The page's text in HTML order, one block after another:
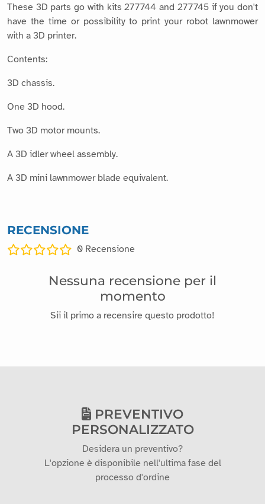
These 3D parts go with kits 277744 and 277745 if you don't
have the time or possibility to print your robot lawnmower
with a 3D printer.
Contents:
3D chassis.
One 3D hood.
Two 3D motor mounts.
A 3D idler wheel assembly.
A 3D mini lawnmower blade equivalent.
RECENSIONE
0 Recensione
Nessuna recensione per il
momento
Sii il primo a recensire questo prodotto!
PREVENTIVO
PERSONALIZZATO
Desidera un preventivo?
L'opzione è disponibile nell'ultima fase del
processo d'ordine